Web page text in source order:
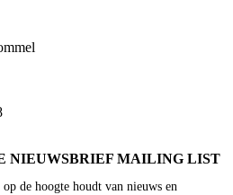
NIEUWSBRIEF MAILING LIST
de hoogte houdt van nieuws en